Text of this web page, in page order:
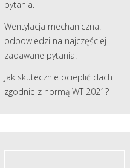
pytania.
Wentylacja mechaniczna:
odpowiedzi na najczęściej
zadawane pytania.
Jak skutecznie ocieplić dach
zgodnie z normą WT 2021?